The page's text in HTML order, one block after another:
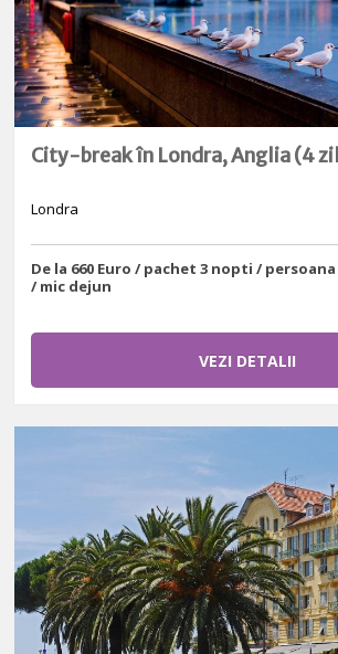
City-break în Londra, Anglia (4
Londra
De la 660 Euro / pachet 3 nopti /
/ mic dejun
VEZI DETALII